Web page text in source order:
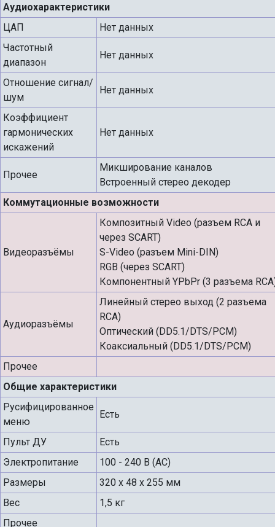
Аудиохарактеристики
ЦАП
Нет данных
Частотный
диапазон
Нет данных
Отношение сигнал/
шум
Нет данных
Коэффициент
гармонических
искажений
Нет данных
Прочее
Микширование каналов
Встроенный стерео декодер
Коммутационные возможности
Видеоразъёмы
Композитный Video (разъем RCA и
через SCART)
S-Video (разъем Mini-DIN)
RGB (через SCART)
Компонентный YPbPr (3 разъема
Аудиоразъёмы
Линейный стерео выход (2 разъема
RCA)
Оптический (DD5.1/DTS/PCM)
Коаксиальный (DD5.1/DTS/PCM)
Прочее
Общие характеристики
Русифицированное
меню
Есть
Пульт ДУ
Есть
Электропитание
100 - 240 В (АС)
Размеры
320 x 48 x 255 мм
Вес
1,5 кг
Прочее